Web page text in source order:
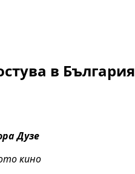
в България
Дузе
кино